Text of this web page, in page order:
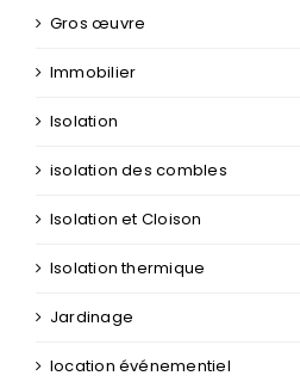
Gros œuvre
Immobilier
Isolation
isolation des combles
Isolation et Cloison
Isolation thermique
Jardinage
location événementiel